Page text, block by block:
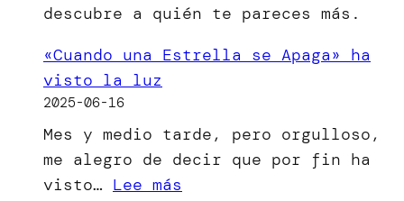
descubre a quién te pareces más.
«Cuando una Estrella se Apaga» ha
visto la luz
2025-06-16
Mes y medio tarde, pero orgulloso,
me alegro de decir que por fin ha
visto… Lee más